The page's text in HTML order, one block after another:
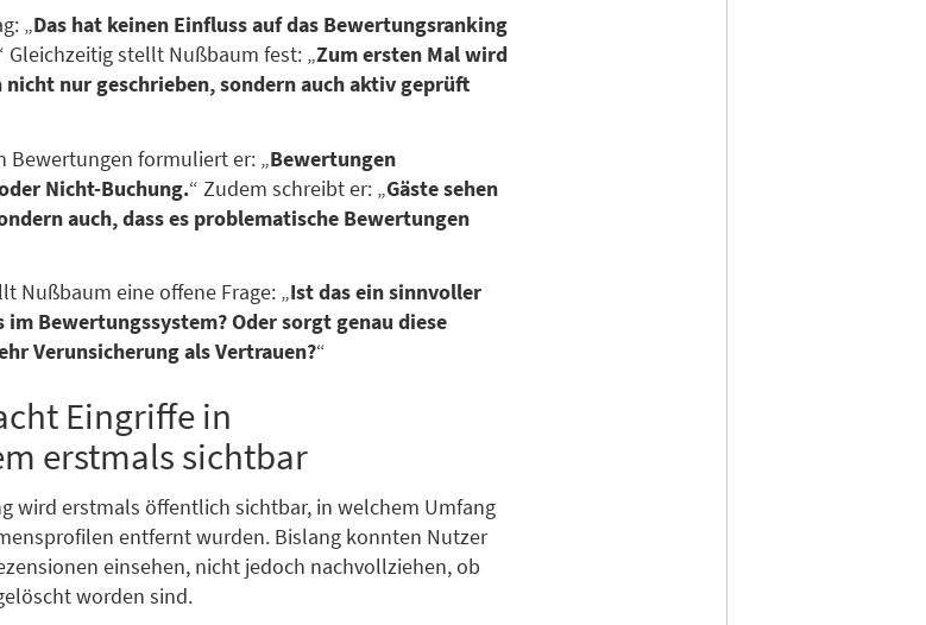
„Das hat keinen Einfluss auf das Bewertungsranking
Gleichzeitig stellt Nußbaum fest: „Zum ersten Mal wird
nur geschrieben, sondern auch aktiv geprüft
Bewertungen formuliert er: „Bewertungen
Nicht-Buchung.“ Zudem schreibt er: „Gäste sehen
auch, dass es problematische Bewertungen
Nußbaum eine offene Frage: „Ist das ein sinnvoller
Bewertungssystem? Oder sorgt genau diese
Verunsicherung als Vertrauen?“
Eingriffe in
erstmals sichtbar
wird erstmals öffentlich sichtbar, in welchem Umfang
entfernt wurden. Bislang konnten Nutzer
einsehen, nicht jedoch nachvollziehen, ob
worden sind.